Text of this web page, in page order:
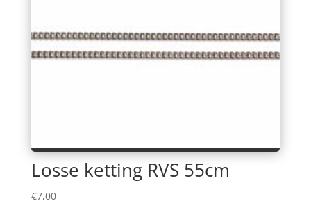
Losse ketting RVS 55cm
€7,00